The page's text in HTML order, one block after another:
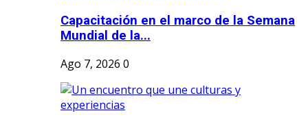
Capacitación en el marco de la Semana
Mundial de la...
Ago 7, 2026 0